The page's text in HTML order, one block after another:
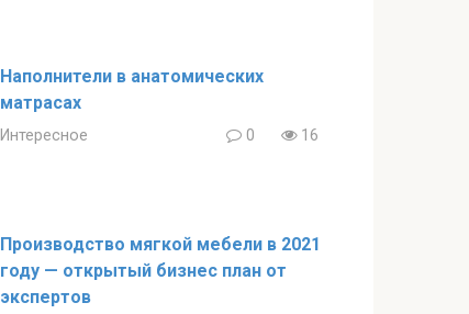
Наполнители в анатомических
матрасах
Интересное 0 16
Производство мягкой мебели в 2021
году — открытый бизнес план от
экспертов